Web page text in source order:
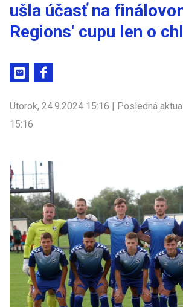
ušla účasť na
Regions' cupu len o
Utorok, 24.9.2024 15:16 | Posledná
15:16